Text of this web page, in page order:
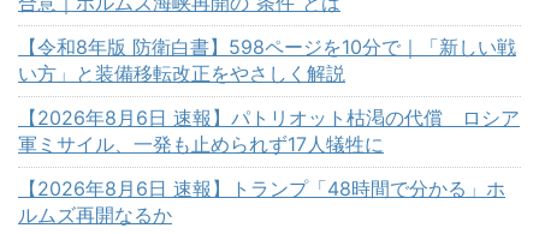
【令和8年版 防衛白書】598ページを10分で｜「新しい戦
い方」と装備移転改正をやさしく解説
【2026年8月6日 速報】パトリオット枯渇の代償 ロシア
軍ミサイル、一発も止められず17人犠牲に
【2026年8月6日 速報】トランプ「48時間で分かる」ホ
ルムズ再開なるか